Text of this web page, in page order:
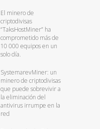
El minero de
criptodivisas
“TaksHostMiner” ha
comprometido más de
10 000 equipos en un
solo día.
SystemarevMiner: un
minero de criptodivisas
que puede sobrevivir a
la eliminación del
antivirus irrumpe en la
red